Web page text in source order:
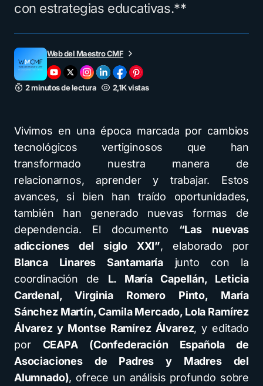
con estrategias educativas.**
Web del Maestro CMF
2 minutos de lectura 2,1K vistas
Vivimos en una época marcada por cambios
tecnológicos vertiginosos que han
transformado nuestra manera de
relacionarnos, aprender y trabajar. Estos
avances, si bien han traído oportunidades,
también han generado nuevas formas de
dependencia. El documento “Las nuevas
adicciones del siglo XXI”, elaborado por
Blanca Linares Santamaría junto con la
coordinación de L. María Capellán, Leticia
Cardenal, Virginia Romero Pinto, María
Sánchez Martín, Camila Mercado, Lola Ramírez
Álvarez y Montse Ramírez Álvarez, y editado
por CEAPA (Confederación Española de
Asociaciones de Padres y Madres del
Alumnado), ofrece un análisis profundo sobre